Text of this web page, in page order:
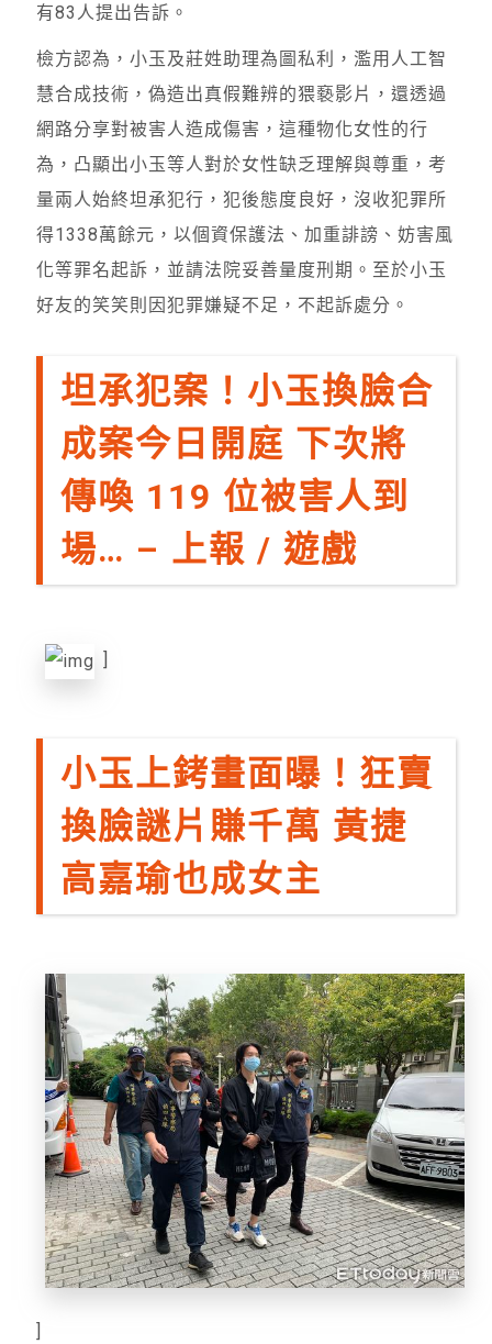
有83人提出告訴。
檢方認為，小玉及莊姓助理為圖私利，濫用人工智
慧合成技術，偽造出真假難辨的猥褻影片，還透過
網路分享對被害人造成傷害，這種物化女性的行
為，凸顯出小玉等人對於女性缺乏理解與尊重，考
量兩人始終坦承犯行，犯後態度良好，沒收犯罪所
得1338萬餘元，以個資保護法、加重誹謗、妨害風
化等罪名起訴，並請法院妥善量度刑期。至於小玉
好友的笑笑則因犯罪嫌疑不足，不起訴處分。
坦承犯案！小玉換臉合
成案今日開庭 下次將
傳喚 119 位被害人到
場… – 上報 / 遊戲
]
小玉上銬畫面曝！狂賣
換臉謎片賺千萬 黃捷
高嘉瑜也成女主
]